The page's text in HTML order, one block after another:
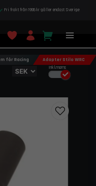
Fri frakt från 1995 kr gäller endast Sverige
Inkl.moms
för Racing Adapter Stilo WRC